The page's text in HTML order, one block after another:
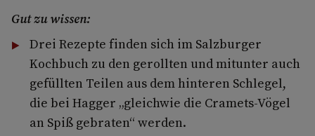
Gut zu wissen:
Drei Rezepte finden sich im Salzburger
Kochbuch zu den gerollten und mitunter auch
gefüllten Teilen aus dem hinteren Schlegel,
die bei Hagger „gleichwie die Cramets-Vögel
an Spiß gebraten“ werden.